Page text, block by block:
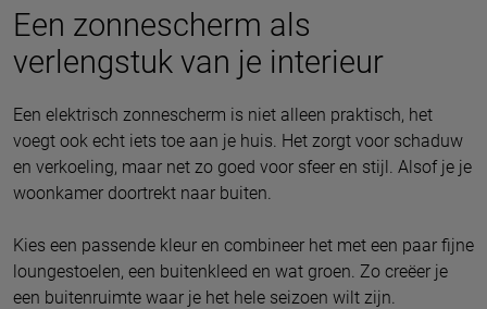
Een zonnescherm als
verlengstuk van je interieur
Een elektrisch zonnescherm is niet alleen praktisch, het
voegt ook echt iets toe aan je huis. Het zorgt voor schaduw
en verkoeling, maar net zo goed voor sfeer en stijl. Alsof je je
woonkamer doortrekt naar buiten.
Kies een passende kleur en combineer het met een paar fijne
loungestoelen, een buitenkleed en wat groen. Zo creëer je
een buitenruimte waar je het hele seizoen wilt zijn.